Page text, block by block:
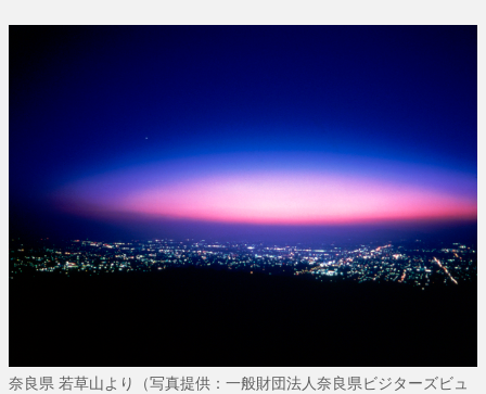
奈良県 若草山より（写真提供：一般財団法人奈良県ビジターズビュ